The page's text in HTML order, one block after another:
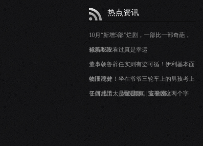
热点资讯
10月“新增5部”烂剧，一部比一部奇葩，
你若都没看过真是幸运
减肥吃吃
董事朝鲁辞任实则有迹可循！伊利基本面
依旧稳健
物理满分！坐在爷爷三轮车上的男孩考上
了西北工大_大皖新闻 | 安徽网
任何感情，是聚是散，逃不过这两个字